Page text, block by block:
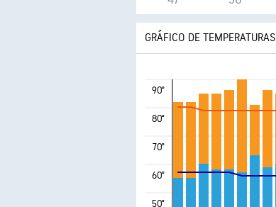
GRÁFICO DE TEMPERATURAS
90°
80°
70°
60°
50°